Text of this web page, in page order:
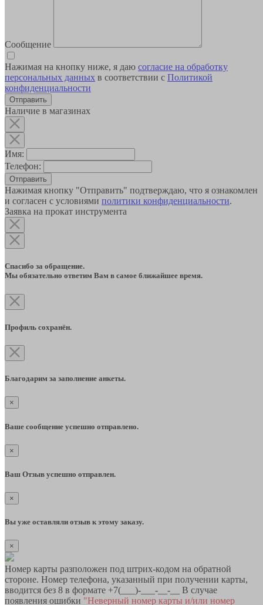
Сообщение
Нажимая на кнопку ниже, я даю согласие на обработку
персональных данных в соответствии с Политикой
конфиденциальности
Наличие в магазинах
Имя:
Телефон:
Отправить
Нажимая кнопку "Отправить" подтверждаю, что я ознакомлен
и согласен с условиями политики конфиденциальности.
Заявка на прокат инструмента
Спасибо за обращение.
Мы обязательно ответим Вам в самое ближайшее время.
Профиль сохранён.
Благодарим за заполнение анкеты.
×
Ваше сообщение успешно отправлено.
×
Ваш Отзыв успешно отправлен.
×
Вы уже оставляли отзыв к этому заказу.
×
Номер карты разположен под штрих-кодом на обратной
стороне. Номер телефона, указанный при получении карты,
вводится без 8 в формате +7(___)-___-__-__ В случае
появления ошибки "Неверный номер карты и/или номер